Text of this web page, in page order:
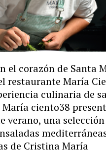
el corazón de Santa
restaurante María
culinaria de
ciento38
verano, una selección
de Cristina María